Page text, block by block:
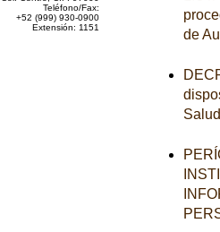
Teléfono/Fax:
+52 (999) 930-0900
Extensión: 1151
de